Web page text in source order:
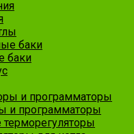
баки
и программаторы